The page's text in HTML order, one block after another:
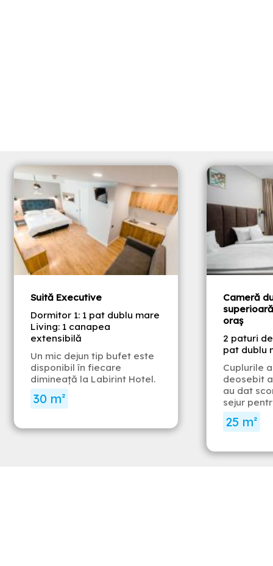
Suită Executive
Dormitor 1: 1 pat dublu mare
Living: 1 canapea
extensibilă
Un mic dejun tip bufet este
disponibil în fiecare
dimineață la Labirint Hotel.
30 m²
Cameră
oraş
2 paturi
pat dublu
Cuplurile
deosebit
au dat
sejur
25 m²